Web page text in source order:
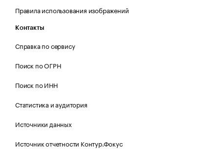
Правила использования изображений
Контакты
Справка по сервису
Поиск по ОГРН
Поиск по ИНН
Статистика и аудитория
Источники данных
Источник отчетности Контур.Фокус